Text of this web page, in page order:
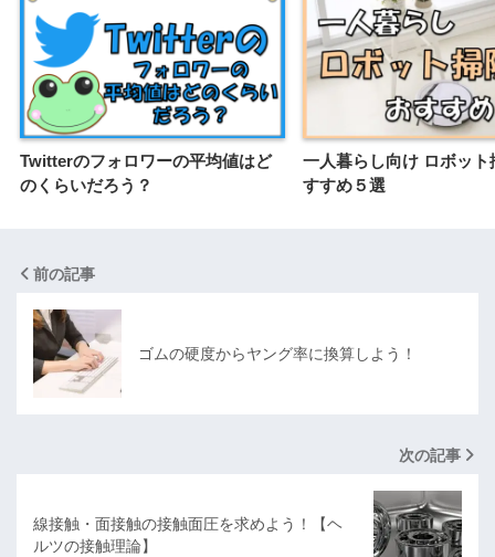
Twitterのフォロワーの平均値はど
のくらいだろう？
一人暮らし向け ロボット
すすめ５選
前の記事
ゴムの硬度からヤング率に換算しよう！
次の記事
線接触・面接触の接触面圧を求めよう！【ヘ
ルツの接触理論】